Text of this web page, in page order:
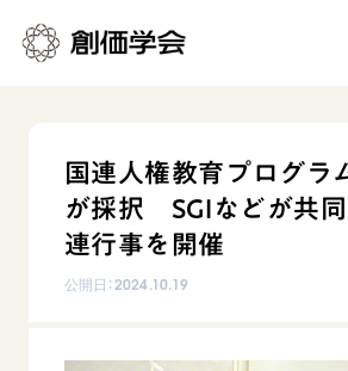
人間革命
自他共の幸福
日常の活動
平和・文化・教育
世界の創価学会
国連人権教育プログラ
が採択 SGIなどが共
連行事を開催
公開日：2024.10.19